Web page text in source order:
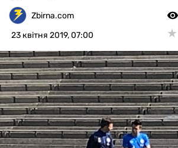
РІЗНЕZbirna.com
23 квітня 2019, 07:00
★
★